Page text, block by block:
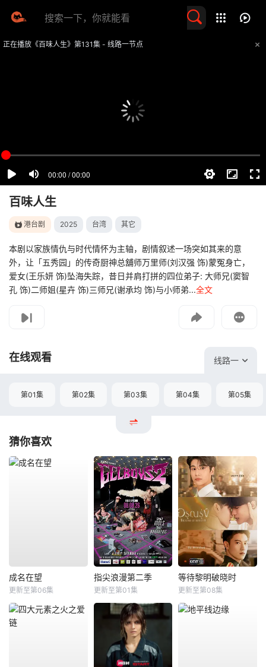
正在播放《百味人生》第131集 - 线路一节点
百味人生
港台剧 2025 台湾 其它
本剧以家族情仇与时代情怀为主轴，剧情叙述一场突如其来的意
外，让「五秀园」的传奇厨神总舖师万里师(刘汉强 饰)蒙冤身亡，
爱女(王乐妍 饰)坠海失踪，昔日并肩打拼的四位弟子: 大师兄(窦智
孔 饰)二师姐(星卉 饰)三师兄(谢承均 饰)与小师弟...全文
如遇无法播放请提交给我们
在线观看 线路一
第01集 第02集 第03集 第04集 第05集
猜你喜欢
成名在望
更新至第06集
指尖浪漫第二季
更新至第01集
等待黎明破晓时
更新至第08集